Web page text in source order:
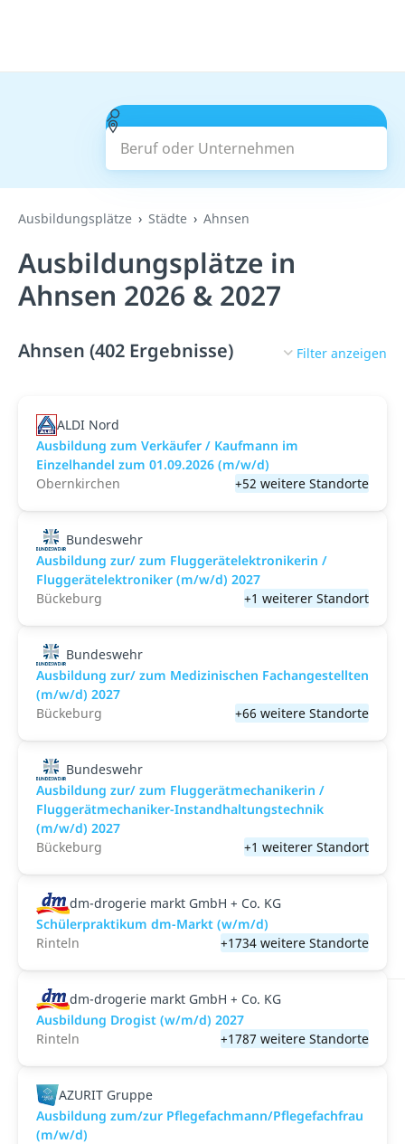
Beruf oder Unternehmen
Suchen
Ausbildungsplätze Städte Ahnsen
Ausbildungsplätze in
Ahnsen 2026 & 2027
Ahnsen (402 Ergebnisse) Filter anzeigen
ALDI Nord
Ausbildung zum Verkäufer / Kaufmann im
Einzelhandel zum 01.09.2026 (m/w/d)
Obernkirchen
+52 weitere Standorte
Bundeswehr
Ausbildung zur/ zum Fluggerätelektronikerin /
Fluggerätelektroniker (m/w/d) 2027
Bückeburg
+1 weiterer Standort
Bundeswehr
Ausbildung zur/ zum Medizinischen Fachangestellten
(m/w/d) 2027
Bückeburg
+66 weitere Standorte
Bundeswehr
Ausbildung zur/ zum Fluggerätmechanikerin /
Fluggerätmechaniker-Instandhaltungstechnik
(m/w/d) 2027
Bückeburg
+1 weiterer Standort
dm-drogerie markt GmbH + Co. KG
Schülerpraktikum dm-Markt (w/m/d)
Rinteln
+1734 weitere Standorte
dm-drogerie markt GmbH + Co. KG
Ausbildung Drogist (w/m/d) 2027
Rinteln
+1787 weitere Standorte
AZURIT Gruppe
Ausbildung zum/zur Pflegefachmann/Pflegefachfrau
(m/w/d)